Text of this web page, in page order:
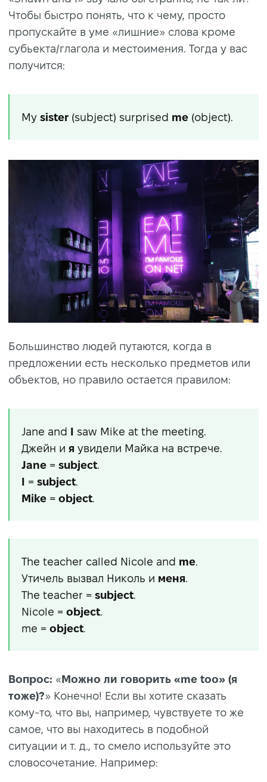
Чтобы быстро понять, что к чему, просто
пропускайте в уме «лишние» слова кроме
субьекта/глагола и местоимения. Тогда у вас
получится:
My sister (subject) surprised me (object).
Большинство людей путаются, когда в
предложении есть несколько предметов или
объектов, но правило остается правилом:
Jane and
saw Mike at the meeting.
Джейн и я увидели Майка на встрече.
Jane = subject.
= subject.
Mike = object.
The teacher called Nicole and me.
Утичель вызвал Николь и меня.
The teacher = subject.
Nicole = object.
me = object.
Вопрос: « Можно ли говорить «me too» (я
тоже)?» Конечно! Если вы хотите сказать
кому-то, что вы, например, чувствуете то же
самое, что вы находитесь в подобной
ситуации и т. д., то смело используйте это
словосочетание. Например: